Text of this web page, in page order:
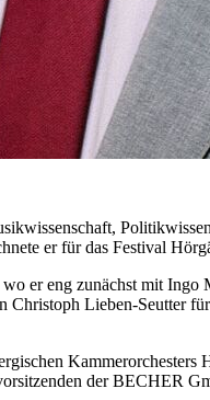
er für das Festival
er eng zunächst mit
Christoph Lieben-Seutter
der BECHER